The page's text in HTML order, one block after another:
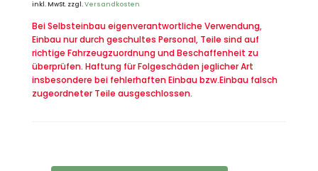
inkl. MwSt. zzgl.Versandkosten
Bei Selbsteinbau eigenverantwortliche Verwendung,
Einbau nur durch geschultes Personal, Teile sind auf
richtige Fahrzeugzuordnung und Beschaffenheit zu
überprüfen. Haftung für Folgeschäden jeglicher Art
insbesondere bei fehlerhaften Einbau bzw.Einbau falsch
zugeordneter Teile ausgeschlossen.